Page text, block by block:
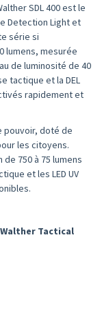
SDL 400 est le
Detection Light et
série si
lumens, mesurée
de luminosité de 40
tactique et la DEL
rapidement et
pouvoir, doté de
les citoyens.
750 à 75 lumens
et les LED UV
Tactical